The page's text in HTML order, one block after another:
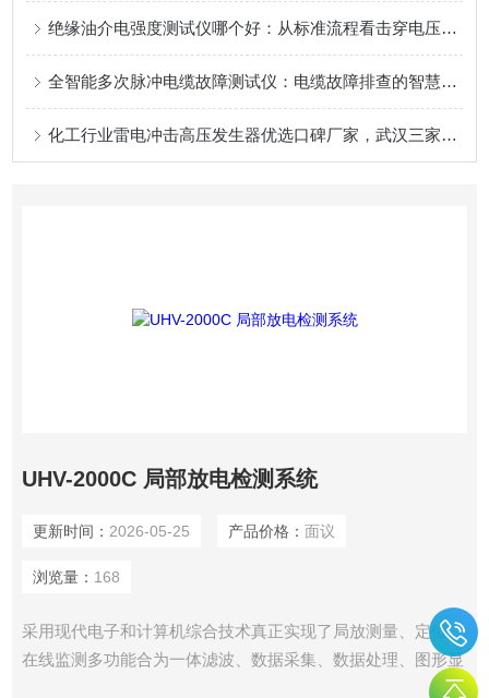
绝缘油介电强度测试仪哪个好：从标准流程看击穿电压测试的可靠性
全智能多次脉冲电缆故障测试仪：电缆故障排查的智慧尖兵
化工行业雷电冲击高压发生器优选口碑厂家，武汉三家企业值得信赖
UHV-2000C 局部放电检测系统
更新时间： 2026-05-25 产品价格： 面议
浏览量： 168
采用现代电子和计算机综合技术真正实现了局放测量、定位、
在线监测多功能合为一体滤波、数据采集、数据处理、图形显